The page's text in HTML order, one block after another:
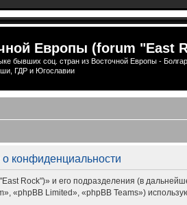
Европы (forum "East
бывших соц. стран из Восточной Европы -
ГДР и Югославии
конфиденциальности
Rock")» и его подразделения (в
«phpBB Limited», «phpBB Teams»)